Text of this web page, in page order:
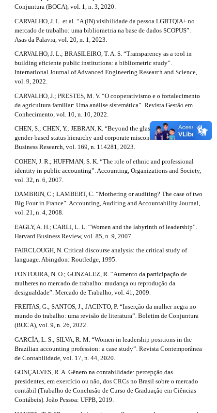
_
m
e
u
.
s
i
d
e
b
r
#
#
a
i
l
s
#
#
Conjuntura (BOCA), vol. 1, n. 3, 2020.
CARVALHO, J. L. et al. “A (IN) visibilidade da pessoa LGBTQIA+ no
mercado de trabalho: uma bibliometria na base de dados SCOPUS”.
Asas da Palavra, vol. 20, n. 1, 2023.
CARVALHO, J. L.; BRASILEIRO, T. A. S. “Transparency as a tool in
building eficiente public institutions: a bibliometric study”.
International Journal of Advanced Engineering Research and Science,
vol. 9, 2022.
CARVALHO, J.; PRESTES, M. V. “O cooperativismo e o fortalecimento
da agricultura familiar: Uma análise sistemática”. Revista Gestão em
Conhecimento, vol. 10, n. 10, 2022.
CHEN, S.; CHEN, Y.; JEBRAN, K. “Beyond the glass ceiling: Informal
gender-based status hierarchy and corporate misconduct”. Journal of
Business Research, vol. 169, n. 114281, 2023.
COHEN, J. R.; HUFFMAN, S. K. “The role of ethnic and professional
identity in public accounting”. Accounting, Organizations and Society,
vol. 32, n. 6, 2007.
DAMBRIN, C.; LAMBERT, C. “Mothering or auditing? The case of two
Big Four in France”. Accounting, Auditing and Accountability Journal,
vol. 21, n. 4, 2008.
EAGLY, A. H.; CARLI, L. L. “Women and the labyrinth of leadership”.
Harvard Business Review, vol. 85, n. 9, 2007.
FAIRCLOUGH, N. Critical discourse analysis: the critical study of
language. Abingdon: Routledge, 1995.
FONTOURA, N. O.; GONZALEZ, R. “Aumento da participação de
mulheres no mercado de trabalho: mudança ou reprodução da
desigualdade”. Mercado de Trabalho, vol. 41, 2009.
FREITAS, G.; SANTOS, J.; JACINTO, P. “Inserção da mulher negra no
mundo do trabalho: uma revisão de literatura”. Boletim de Conjuntura
(BOCA), vol. 9, n. 26, 2022.
GARCÍA, L. S.; SILVA, R. M. “Women in leadership positions in the
Brazilian accounting profession: a case study”. Revista Contemporânea
de Contabilidade, vol. 17, n. 44, 2020.
GONÇALVES, R. A. Gênero na contabilidade: percepção das
presidentes, em exercício ou não, dos CRCs no Brasil sobre o mercado
contábil (Trabalho de Conclusão de Curso de Graduação em Ciências
Contábeis). João Pessoa: UFPB, 2019.